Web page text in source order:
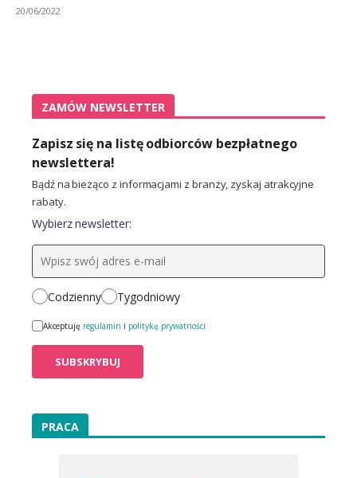
20/06/2022
ZAMÓW NEWSLETTER
Zapisz się na listę odbiorców bezpłatnego
newslettera!
Bądź na bieżąco z informacjami z branży, zyskaj atrakcyjne
rabaty.
Wybierz newsletter:
Codzienny Tygodniowy
Akceptuję regulamin i politykę prywatności
PRACA